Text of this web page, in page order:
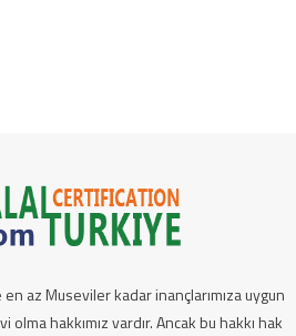
az Museviler kadar inançlarımıza uygun
hakkımız vardır. Ancak bu hakkı hak